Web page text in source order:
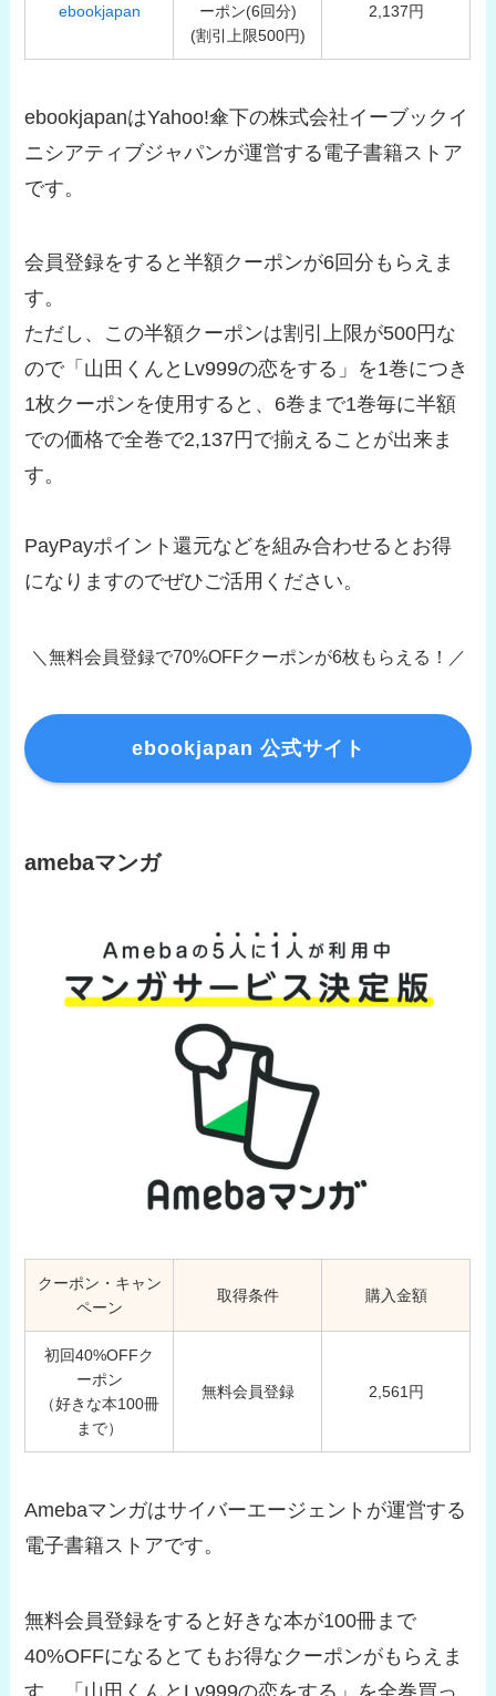
ebookjapan
ーポン(6回分)
(割引上限500円)
2,137円
ebookjapanはYahoo!傘下の株式会社イーブックイ
ニシアティブジャパンが運営する電子書籍ストア
です。
会員登録をすると半額クーポンが6回分もらえま
す。
ただし、この半額クーポンは割引上限が500円な
ので「山田くんとLv999の恋をする」を1巻につき
1枚クーポンを使用すると、6巻まで1巻毎に半額
での価格で全巻で2,137円で揃えることが出来ま
す。
PayPayポイント還元などを組み合わせるとお得
になりますのでぜひご活用ください。
＼無料会員登録で70%OFFクーポンが6枚もらえる！／
ebookjapan 公式サイト
amebaマンガ
クーポン・キャン
ペーン
取得条件 購入金額
初回40%OFFク
ーポン
（好きな本100冊
まで）
無料会員登録 2,561円
Amebaマンガはサイバーエージェントが運営する
電子書籍ストアです。
無料会員登録をすると好きな本が100冊まで
40%OFFになるとてもお得なクーポンがもらえま
す。「山田くんとLv999の恋をする」を全巻買っ